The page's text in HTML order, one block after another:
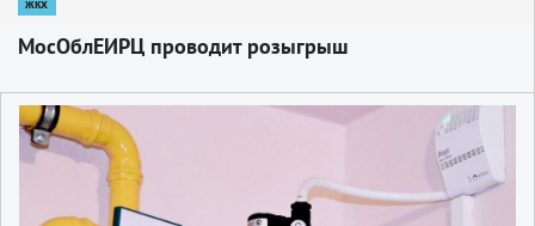
жкх
МосОблЕИРЦ проводит розыгрыш
1